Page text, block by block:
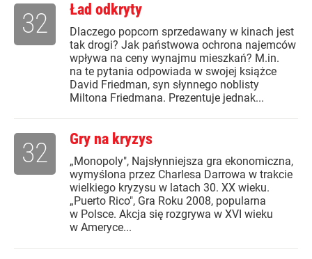
Ład odkryty
Dlaczego popcorn sprzedawany w kinach jest
tak drogi? Jak państwowa ochrona najemców
wpływa na ceny wynajmu mieszkań? M.in.
na te pytania odpowiada w swojej książce
David Friedman, syn słynnego noblisty
Miltona Friedmana. Prezentuje jednak...
32
Gry na kryzys
„Monopoly", Najsłynniejsza gra ekonomiczna,
wymyślona przez Charlesa Darrowa w trakcie
wielkiego kryzysu w latach 30. XX wieku.
„Puerto Rico", Gra Roku 2008, popularna
w Polsce. Akcja się rozgrywa w XVI wieku
w Ameryce...
32